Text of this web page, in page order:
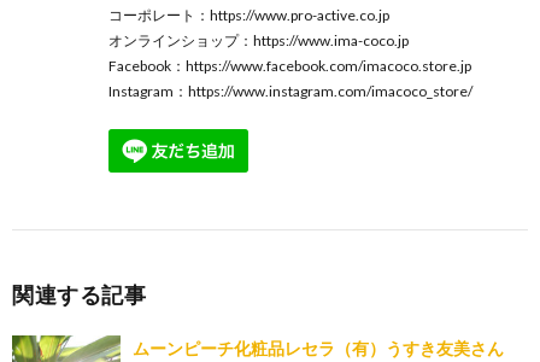
コーポレート： https://www.pro-active.co.jp
オンラインショップ： https://www.ima-coco.jp
Facebook： https://www.facebook.com/imacoco.store.jp
Instagram： https://www.instagram.com/imacoco_store/
関連する記事
ムーンピーチ化粧品レセラ（有）うすき友美さん